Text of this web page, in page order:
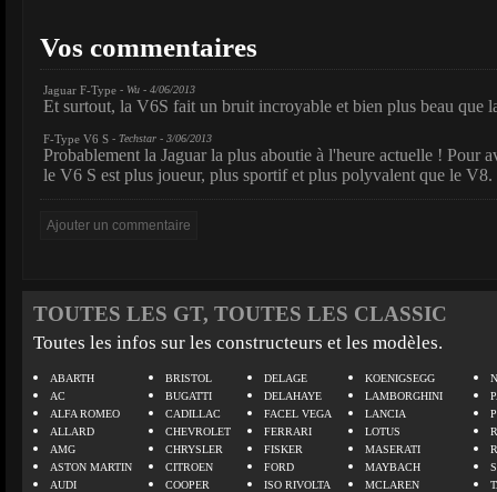
Vos commentaires
Jaguar F-Type - Wu - 4/06/2013
Et surtout, la V6S fait un bruit incroyable et bien plus beau que
F-Type V6 S - Techstar - 3/06/2013
Probablement la Jaguar la plus aboutie à l'heure actuelle ! Pour
le V6 S est plus joueur, plus sportif et plus polyvalent que le V8.
TOUTES LES GT, TOUTES LES CLASSIC
Toutes les infos sur les constructeurs et les modèles.
ABARTH
AC
ALFA ROMEO
ALLARD
AMG
ASTON MARTIN
AUDI
BRISTOL
BUGATTI
CADILLAC
CHEVROLET
CHRYSLER
CITROEN
COOPER
DELAGE
DELAHAYE
FACEL VEGA
FERRARI
FISKER
FORD
ISO RIVOLTA
KOENIGSEGG
LAMBORGHINI
LANCIA
LOTUS
MASERATI
MAYBACH
MCLAREN